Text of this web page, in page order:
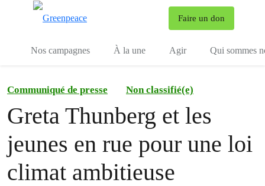
Faire un don
Nos campagnes À la une Agir Qui sommes
Communiqué de presse Non classifié(e)
Greta Thunberg et les
jeunes en rue pour une loi
climat ambitieuse